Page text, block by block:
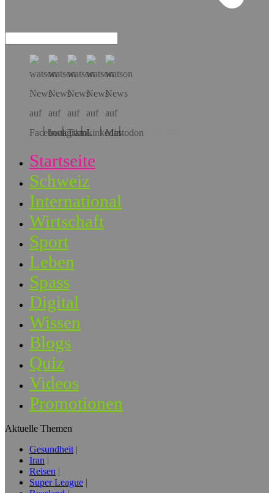
Hol dir die App!
Startseite
Schweiz
International
Wirtschaft
Sport
Leben
Spass
Digital
Wissen
Blogs
Quiz
Videos
Promotionen
Aktuelle Themen
Gesundheit
Iran
Reisen
Super League